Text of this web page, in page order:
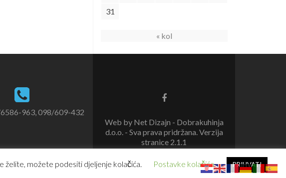
31
« kol
963, 098/609-432
Web by Net Dizajn - Dobrakuhinja
d.o.o. - Sva prava pridržana. Verzija
stranice 2.1.1
želite, možete podesiti djeljenje kolačića. Postavke kolačića PRIHVATI